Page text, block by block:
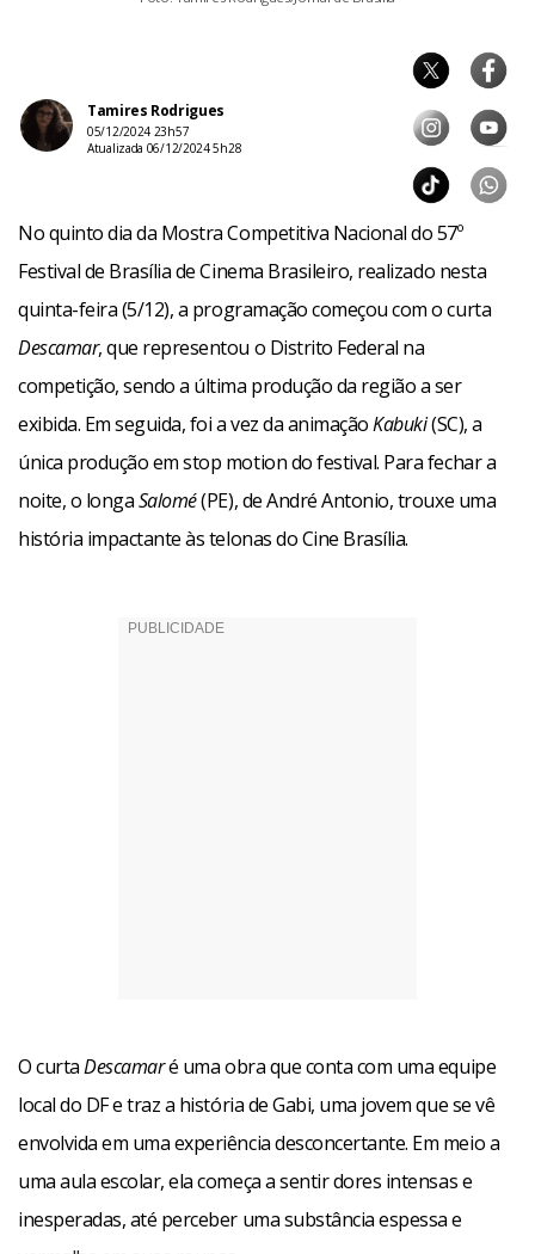
Tamires Rodrigues
05/12/2024 23h57
Atualizada 06/12/2024 5h28
No quinto dia da Mostra Competitiva Nacional do 57º
Festival de Brasília de Cinema Brasileiro, realizado nesta
quinta-feira (5/12), a programação começou com o curta
Descamar, que representou o Distrito Federal na
competição, sendo a última produção da região a ser
exibida. Em seguida, foi a vez da animaçãoKabuki(SC), a
única produção em stop motion do festival. Para fechar a
noite, o longaSalomé(PE), de André Antonio, trouxe uma
história impactante às telonas do Cine Brasília.
O curtaDescamaré uma obra que conta com uma equipe
local do DF e traz a história de Gabi, uma jovem que se vê
envolvida em uma experiência desconcertante. Em meio a
uma aula escolar, ela começa a sentir dores intensas e
inesperadas, até perceber uma substância espessa e